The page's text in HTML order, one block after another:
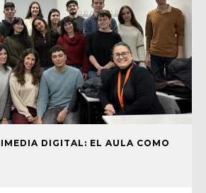
DIGITAL: EL AULA COMO